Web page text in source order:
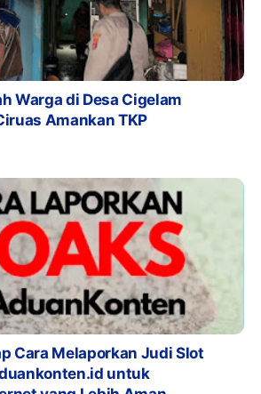
Warga di Desa Cigelam
Amankan TKP
Cara Melaporkan Judi Slot
untuk